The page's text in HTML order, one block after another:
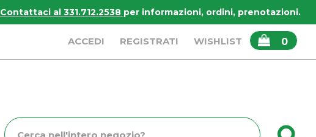
Contattaci al 331.712.2538 per informazioni, ordini, prenotazioni.
ACCEDI REGISTRATI WISHLIST 0
ARTICOLI
INSERITI
Cerca
Prodotto